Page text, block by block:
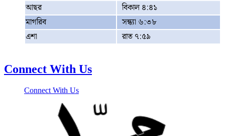
আছর
বিকাল ৪:৪১
মাগরিব
সন্ধ্যা ৬:৩৮
এশা
রাত ৭:৫৯
Connect With Us
Connect With Us